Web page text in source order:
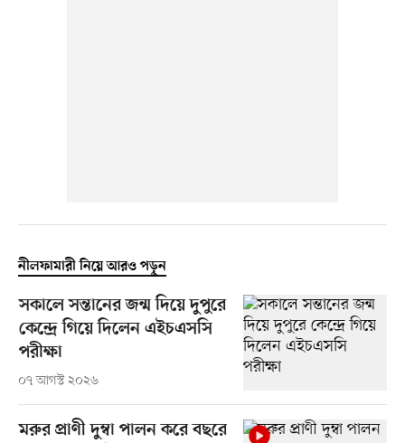
নীলফামারী নিয়ে আরও পড়ুন
সকালে সন্তানের জন্ম দিয়ে দুপুরে
কেন্দ্রে গিয়ে দিলেন এইচএসসি
পরীক্ষা
০৭ আগস্ট ২০২৬
মরুর প্রাণী দুম্বা পালন করে বছরে